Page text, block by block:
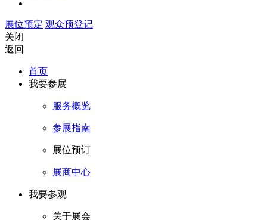
展位预定 观众预登记
关闭
返回
首页
我要参展
服务概览
参展指南
展位预订
展商中心
我要参观
关于展会